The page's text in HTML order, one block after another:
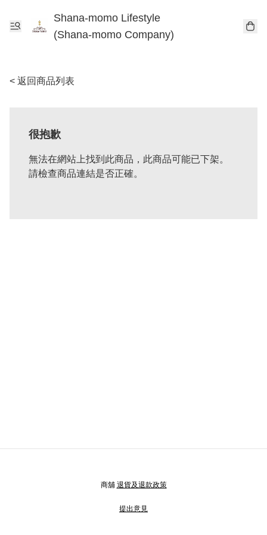
Shana-momo Lifestyle
(Shana-momo Company)
< 返回商品列表
很抱歉
無法在網站上找到此商品，此商品可能已下架。
請檢查商品連結是否正確。
商舖 退貨及退款政策
提出意見